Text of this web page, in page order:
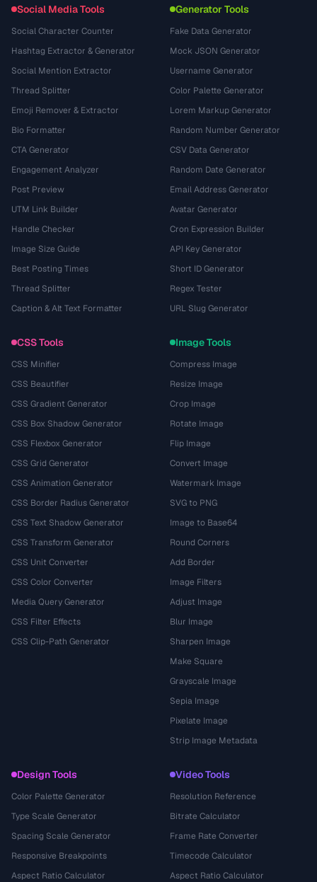
Social Media Tools
Social Character Counter
Hashtag Extractor & Generator
Social Mention Extractor
Thread Splitter
Emoji Remover & Extractor
Bio Formatter
CTA Generator
Engagement Analyzer
Post Preview
UTM Link Builder
Handle Checker
Image Size Guide
Best Posting Times
Thread Splitter
Caption & Alt Text Formatter
Generator Tools
Fake Data Generator
Mock JSON Generator
Username Generator
Color Palette Generator
Lorem Markup Generator
Random Number Generator
CSV Data Generator
Random Date Generator
Email Address Generator
Avatar Generator
Cron Expression Builder
API Key Generator
Short ID Generator
Regex Tester
URL Slug Generator
CSS Tools
CSS Minifier
CSS Beautifier
CSS Gradient Generator
CSS Box Shadow Generator
CSS Flexbox Generator
CSS Grid Generator
CSS Animation Generator
CSS Border Radius Generator
CSS Text Shadow Generator
CSS Transform Generator
CSS Unit Converter
CSS Color Converter
Media Query Generator
CSS Filter Effects
CSS Clip-Path Generator
Image Tools
Compress Image
Resize Image
Crop Image
Rotate Image
Flip Image
Convert Image
Watermark Image
SVG to PNG
Image to Base64
Round Corners
Add Border
Image Filters
Adjust Image
Blur Image
Sharpen Image
Make Square
Grayscale Image
Sepia Image
Pixelate Image
Strip Image Metadata
Design Tools
Color Palette Generator
Type Scale Generator
Spacing Scale Generator
Responsive Breakpoints
Aspect Ratio Calculator
Video Tools
Resolution Reference
Bitrate Calculator
Frame Rate Converter
Timecode Calculator
Aspect Ratio Calculator